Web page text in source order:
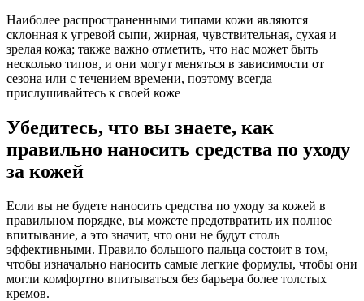
Наиболее распространенными типами кожи являются
склонная к угревой сыпи, жирная, чувствительная, сухая и
зрелая кожа; также важно отметить, что нас может быть
несколько типов, и они могут меняться в зависимости от
сезона или с течением времени, поэтому всегда
прислушивайтесь к своей коже
Убедитесь, что вы знаете, как
правильно наносить средства по уходу
за кожей
Если вы не будете наносить средства по уходу за кожей в
правильном порядке, вы можете предотвратить их полное
впитывание, а это значит, что они не будут столь
эффективными. Правило большого пальца состоит в том,
чтобы изначально наносить самые легкие формулы, чтобы они
могли комфортно впитываться без барьера более толстых
кремов.